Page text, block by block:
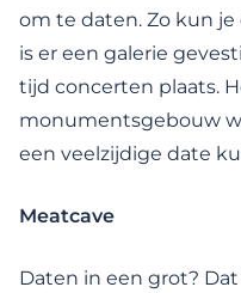
om te daten. Zo kun
is er een galerie
tijd concerten plaats.
monumentsgebouw
een veelzijdige date
Meatcave
Daten in een grot?